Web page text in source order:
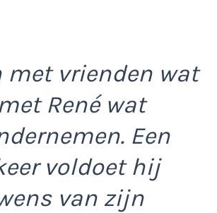
met vrienden wat
René wat
Een
voldoet hij
van zijn